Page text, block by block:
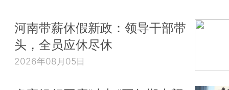
河南带薪休假新政：领导干部带
头，全员应休尽休
2026年08月05日